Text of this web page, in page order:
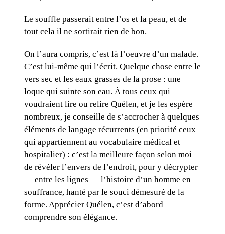
Le souffle passerait entre l’os et la peau, et de
tout cela il ne sortirait rien de bon.
On l’aura compris, c’est là l’oeuvre d’un malade.
C’est lui-même qui l’écrit. Quelque chose entre le
vers sec et les eaux grasses de la prose : une
loque qui suinte son eau. À tous ceux qui
voudraient lire ou relire Quélen, et je les espère
nombreux, je conseille de s’accrocher à quelques
éléments de langage récurrents (en priorité ceux
qui appartiennent au vocabulaire médical et
hospitalier) : c’est la meilleure façon selon moi
de révéler l’envers de l’endroit, pour y décrypter
— entre les lignes — l’histoire d’un homme en
souffrance, hanté par le souci démesuré de la
forme. Apprécier Quélen, c’est d’abord
comprendre son élégance.